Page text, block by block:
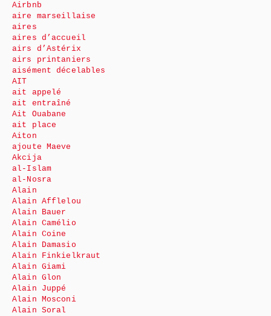
Airbnb
aire marseillaise
aires
aires d’accueil
airs d’Astérix
airs printaniers
aisément décelables
AIT
ait appelé
ait entraîné
Ait Ouabane
ait place
Aiton
ajoute Maeve
Akcija
al-Islam
al-Nosra
Alain
Alain Afflelou
Alain Bauer
Alain Camélio
Alain Coine
Alain Damasio
Alain Finkielkraut
Alain Giami
Alain Glon
Alain Juppé
Alain Mosconi
Alain Soral